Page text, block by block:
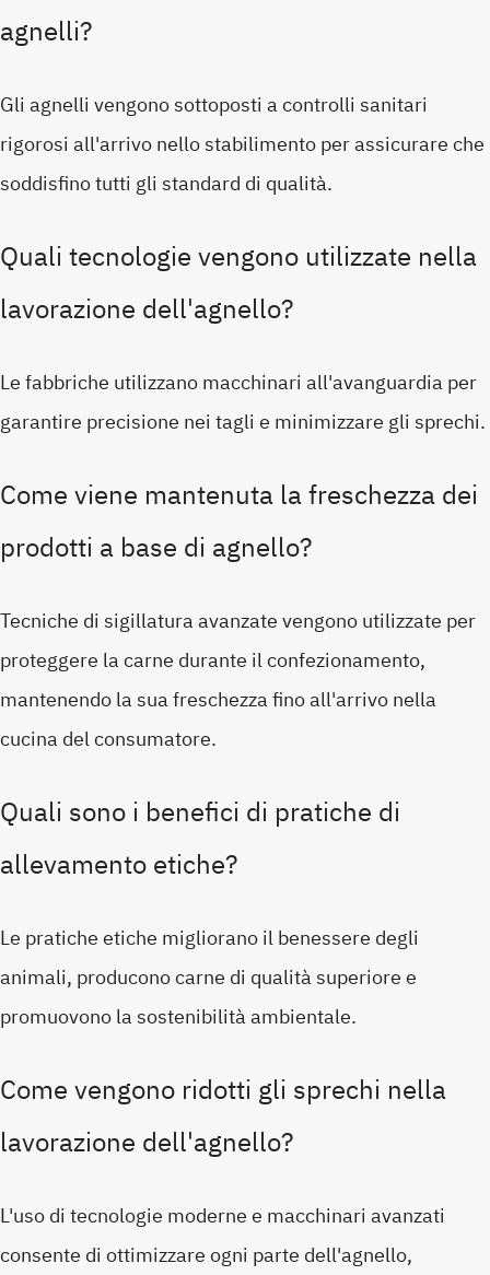
agnelli?
Gli agnelli vengono sottoposti a controlli sanitari
rigorosi all'arrivo nello stabilimento per assicurare che
soddisfino tutti gli standard di qualità.
Quali tecnologie vengono utilizzate nella
lavorazione dell'agnello?
Le fabbriche utilizzano macchinari all'avanguardia per
garantire precisione nei tagli e minimizzare gli sprechi.
Come viene mantenuta la freschezza dei
prodotti a base di agnello?
Tecniche di sigillatura avanzate vengono utilizzate per
proteggere la carne durante il confezionamento,
mantenendo la sua freschezza fino all'arrivo nella
cucina del consumatore.
Quali sono i benefici di pratiche di
allevamento etiche?
Le pratiche etiche migliorano il benessere degli
animali, producono carne di qualità superiore e
promuovono la sostenibilità ambientale.
Come vengono ridotti gli sprechi nella
lavorazione dell'agnello?
L'uso di tecnologie moderne e macchinari avanzati
consente di ottimizzare ogni parte dell'agnello,